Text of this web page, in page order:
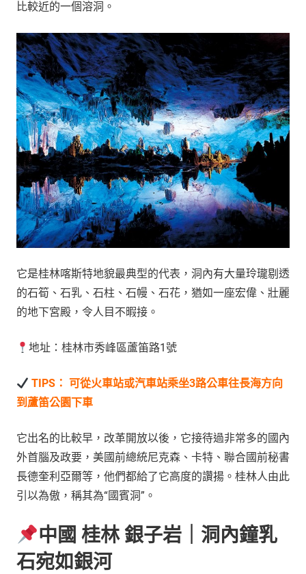
比較近的一個溶洞。
它是桂林喀斯特地貌最典型的代表，洞內有大量玲瓏剔透
的石筍、石乳、石柱、石幔、石花，猶如一座宏偉、壯麗
的地下宮殿，令人目不暇接。
地址：桂林市秀峰區蘆笛路1號
TIPS： 可從火車站或汽車站乘坐3路公車往長海方向
到蘆笛公園下車
它出名的比較早，改革開放以後，它接待過非常多的國內
外首腦及政要，美國前總統尼克森、卡特、聯合國前秘書
長德奎利亞爾等，他們都給了它高度的讚揚。桂林人由此
引以為傲，稱其為“國賓洞”。
中國 桂林 銀子岩｜洞內鐘乳
石宛如銀河